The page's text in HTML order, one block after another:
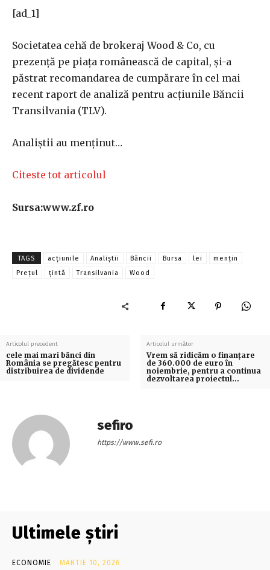
[ad_1]
Societatea cehă de brokeraj Wood & Co, cu
prezenţă pe piaţa românească de capital, şi-a
păstrat recomandarea de cumpărare în cel mai
recent raport de analiză pentru acţiunile Băncii
Transilvania (TLV).
Analiştii au menţinut…
Citeste tot articolul
Sursa:www.zf.ro
TAGS acţiunile Analiştii Băncii Bursa lei
menţin
Prețul
ţintă Transilvania Wood
Articolul precedent
cele mai mari bănci din
România se pregătesc pentru
distribuirea de dividende
Articolul următor
Vrem să ridicăm o finanţare
de 360.000 de euro în
noiembrie, pentru a continua
dezvoltarea proiectul…
sefiro
https://www.sefi.ro
Ultimele știri
ECONOMIE MARTIE 10, 2026